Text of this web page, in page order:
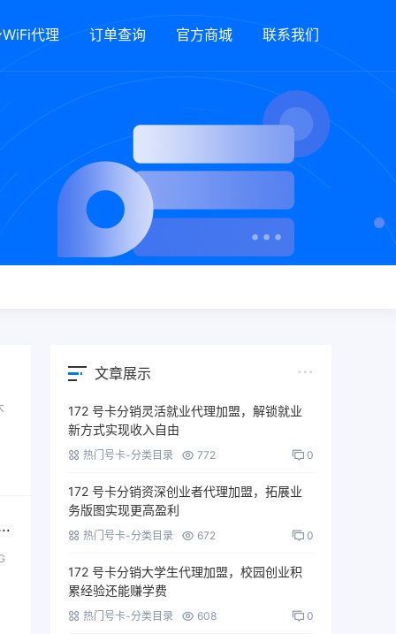
WiFi代理 订单查询 官方商城 联系我们
【32.9元190G+100分钟】-172号卡推荐码77777777
文章展示
172 号卡分销灵活就业代理加盟，解锁就业
新方式实现收入自由
热门号卡-分类目录 772 0
172 号卡分销资深创业者代理加盟，拓展业
务版图实现更高盈利
热门号卡-分类目录 672 0
172 号卡分销大学生代理加盟，校园创业积
累经验还能赚学费
热门号卡-分类目录 608 0